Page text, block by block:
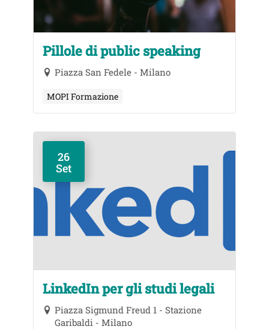
Pillole di public speaking
Piazza San Fedele - Milano
MOPI Formazione
26
Set
LinkedIn per gli studi legali
Piazza Sigmund Freud 1 - Stazione
Garibaldi - Milano